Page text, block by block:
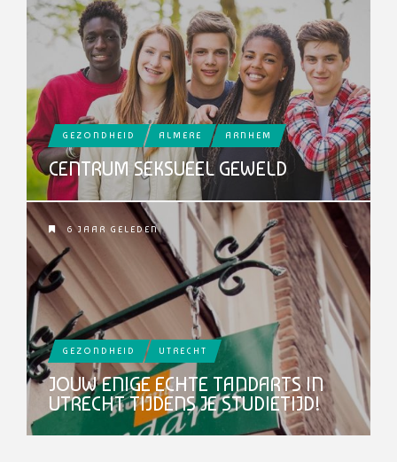
GEZONDHEID ALMERE ARNHEM
CENTRUM SEKSUEEL GEWELD
6 JAAR GELEDEN
GEZONDHEID UTRECHT
JOUW ENIGE ECHTE TANDARTS IN
UTRECHT TIJDENS JE STUDIETIJD!